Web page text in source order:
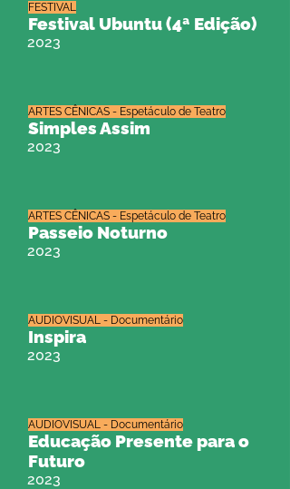
Festival Ubuntu (4ª Edição)
2023
FESTIVAL
Simples Assim
2023
ARTES CÊNICAS - Espetáculo de Teatro
Passeio Noturno
2023
ARTES CÊNICAS - Espetáculo de Teatro
Inspira
2023
AUDIOVISUAL - Documentário
Educação Presente para o
Futuro
2023
AUDIOVISUAL - Documentário